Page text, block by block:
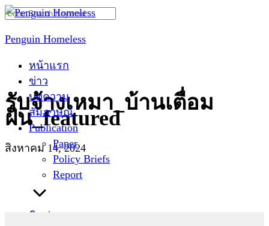
Skip
content
Penguin Homeless
หน้าแรก
ข่าว
บทความ
สัมภาษณ์
Publication
Paper
Policy Briefs
Report
ติดต่อเรา
Search
รับจ้างเหมา_บ้านเตื่อม
ฝัน_featured
สิงหาคม 14, 2024